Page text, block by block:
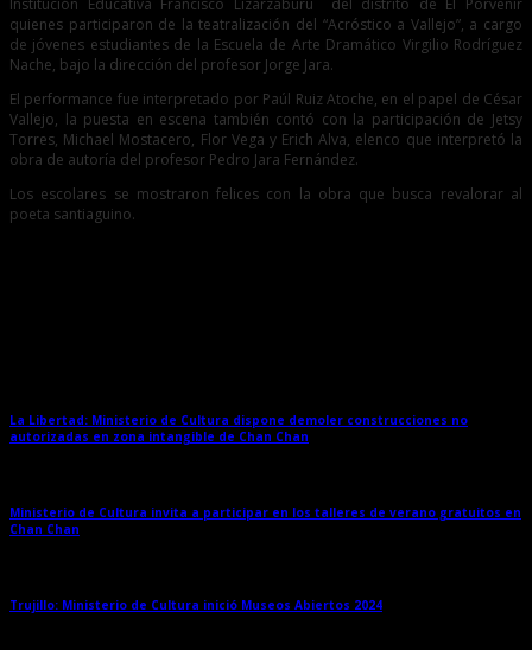
Institución Educativa Francisco Lizarzaburu del distrito de El Porvenir
quienes participaron de la teatralización del “Acróstico a Vallejo”, a cargo
de jóvenes estudiantes de la Escuela de Arte Dramático Virgilio Rodríguez
Nache, bajo la dirección del profesor Jorge Jara.
El performance fue interpretado por Paúl Ruiz Atoche, en el papel de César
Vallejo, la puesta en escena también contó con la participación de Jetsy
Torres, Michael Mostacero, Flor Vega y Erich Alva, elenco que interpretó la
obra de autoría del profesor Pedro Jara Fernández.
Los escolares se mostraron felices con la obra que busca revalorar al
poeta santiaguino.
La Libertad: Ministerio de Cultura dispone demoler construcciones no
autorizadas en zona intangible de Chan Chan
Ministerio de Cultura invita a participar en los talleres de verano gratuitos en
Chan Chan
Trujillo: Ministerio de Cultura inició Museos Abiertos 2024